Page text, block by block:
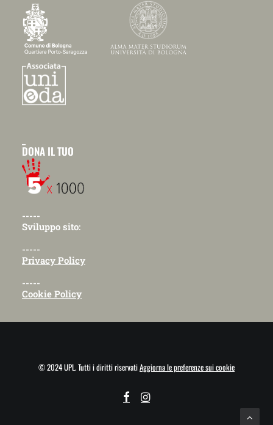
DONA IL TUO
-----
Sviluppo sito:
-----
Privacy Policy
-----
Cookie Policy
© 2024 UPL. Tutti i diritti riservatiAggiorna le preferenze sui cookie